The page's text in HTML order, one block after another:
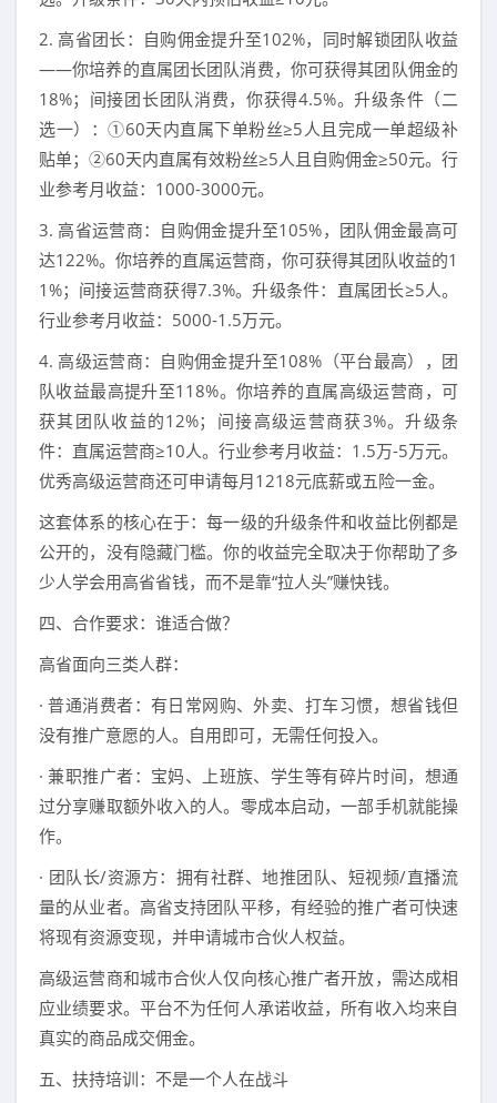
2. 高省团长：自购佣金提升至102%，同时解锁团队收益
——你培养的直属团长团队消费，你可获得其团队佣金的
18%；间接团长团队消费，你获得4.5%。升级条件（二
选一）：①60天内直属下单粉丝≥5人且完成一单超级补
贴单；②60天内直属有效粉丝≥5人且自购佣金≥50元。行
业参考月收益：1000-3000元。
3. 高省运营商：自购佣金提升至105%，团队佣金最高可
达122%。你培养的直属运营商，你可获得其团队收益的1
1%；间接运营商获得7.3%。升级条件：直属团长≥5人。
行业参考月收益：5000-1.5万元。
4. 高级运营商：自购佣金提升至108%（平台最高），团
队收益最高提升至118%。你培养的直属高级运营商，可
获其团队收益的12%；间接高级运营商获3%。升级条
件：直属运营商≥10人。行业参考月收益：1.5万-5万元。
优秀高级运营商还可申请每月1218元底薪或五险一金。
这套体系的核心在于：每一级的升级条件和收益比例都是
公开的，没有隐藏门槛。你的收益完全取决于你帮助了多
少人学会用高省省钱，而不是靠“拉人头”赚快钱。
四、合作要求：谁适合做？
高省面向三类人群：
· 普通消费者：有日常网购、外卖、打车习惯，想省钱但
没有推广意愿的人。自用即可，无需任何投入。
· 兼职推广者：宝妈、上班族、学生等有碎片时间，想通
过分享赚取额外收入的人。零成本启动，一部手机就能操
作。
· 团队长/资源方：拥有社群、地推团队、短视频/直播流
量的从业者。高省支持团队平移，有经验的推广者可快速
将现有资源变现，并申请城市合伙人权益。
高级运营商和城市合伙人仅向核心推广者开放，需达成相
应业绩要求。平台不为任何人承诺收益，所有收入均来自
真实的商品成交佣金。
五、扶持培训：不是一个人在战斗